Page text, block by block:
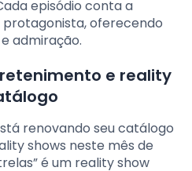
episódio conta a
oferecendo
admiração.
e reality
renovando seu catálogo
shows neste mês de
é um reality show